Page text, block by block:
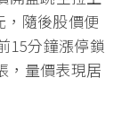
，隨後股價便
15分鐘漲停鎖
，量價表現居